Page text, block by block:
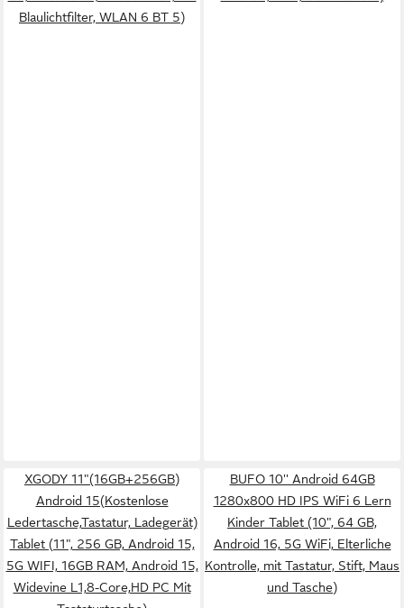
Blaulichtfilter, WLAN 6 BT 5)
XGODY 11"(16GB+256GB)
Android 15(Kostenlose
Ledertasche,Tastatur, Ladegerät)
Tablet (11", 256 GB, Android 15,
5G WIFI, 16GB RAM, Android 15,
Widevine L1,8-Core,HD PC Mit
BUFO 10'' Android 64GB
1280x800 HD IPS WiFi 6 Lern
Kinder Tablet (10", 64 GB,
Android 16, 5G WiFi, Elterliche
Kontrolle, mit Tastatur, Stift, Maus
und Tasche)